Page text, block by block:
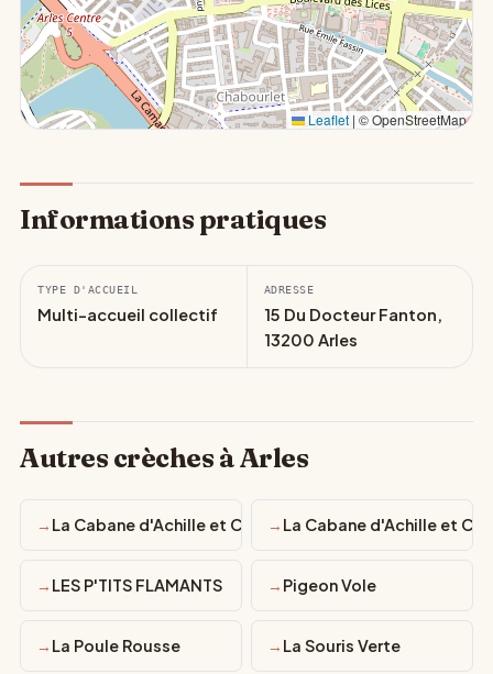
Leaflet | © OpenStreetMap
Informations pratiques
TYPE D'ACCUEIL
Multi-accueil collectif
ADRESSE
15 Du Docteur Fanton,
13200 Arles
Autres crèches à Arles
La Cabane d'Achille et Camille - Arles Centre Ville
La Cabane d'Achille et
LES P'TITS FLAMANTS Pigeon Vole
La Poule Rousse La Souris Verte